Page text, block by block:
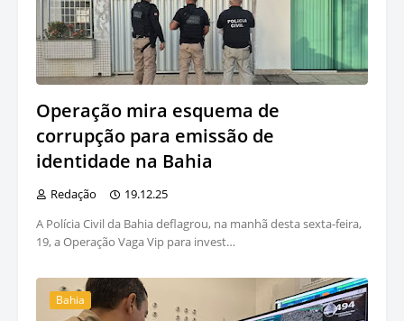
Operação mira esquema de
corrupção para emissão de
identidade na Bahia
Redação
19.12.25
A Polícia Civil da Bahia deflagrou, na manhã desta sexta-feira,
19, a Operação Vaga Vip para invest…
Bahia